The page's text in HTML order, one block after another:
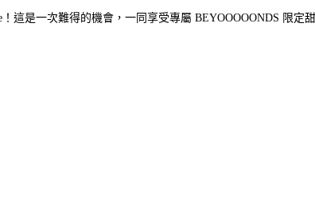
這是一次難得的機會，一同享受專屬 BEYOOOOONDS 限定